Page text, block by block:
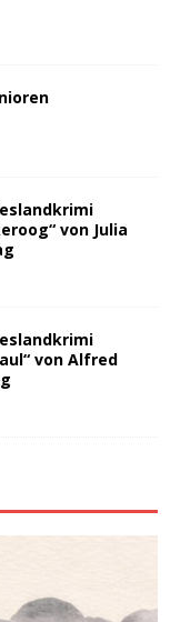
von Julia
von Alfred